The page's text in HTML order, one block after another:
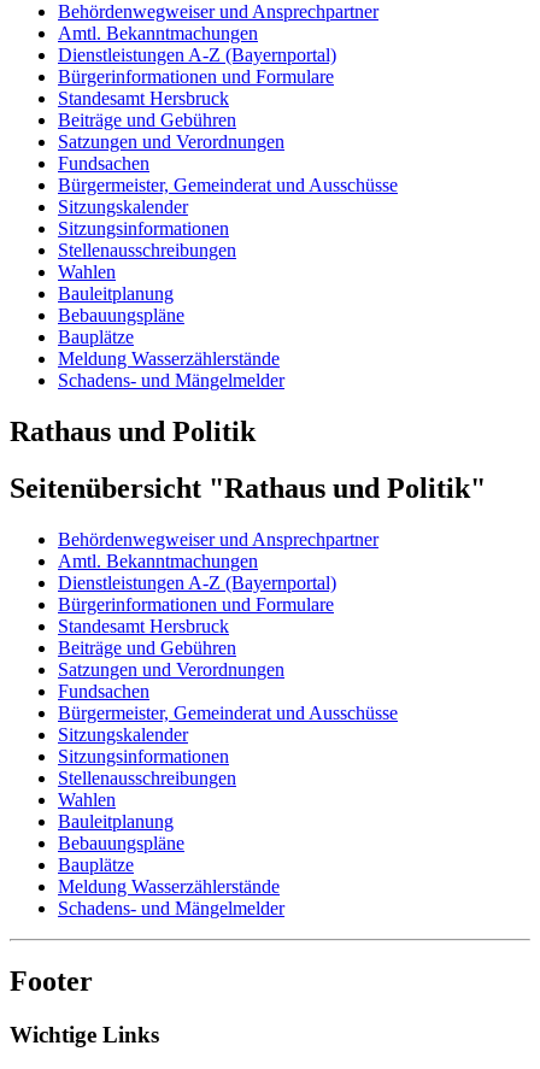
Behördenwegweiser und Ansprechpartner
Amtl. Bekanntmachungen
Dienstleistungen A-Z (Bayernportal)
Bürgerinformationen und Formulare
Standesamt Hersbruck
Beiträge und Gebühren
Satzungen und Verordnungen
Fundsachen
Bürgermeister, Gemeinderat und Ausschüsse
Sitzungskalender
Sitzungsinformationen
Stellenausschreibungen
Wahlen
Bauleitplanung
Bebauungspläne
Bauplätze
Meldung Wasserzählerstände
Schadens- und Mängelmelder
Rathaus und Politik
Seitenübersicht "Rathaus und Politik"
Behördenwegweiser und Ansprechpartner
Amtl. Bekanntmachungen
Dienstleistungen A-Z (Bayernportal)
Bürgerinformationen und Formulare
Standesamt Hersbruck
Beiträge und Gebühren
Satzungen und Verordnungen
Fundsachen
Bürgermeister, Gemeinderat und Ausschüsse
Sitzungskalender
Sitzungsinformationen
Stellenausschreibungen
Wahlen
Bauleitplanung
Bebauungspläne
Bauplätze
Meldung Wasserzählerstände
Schadens- und Mängelmelder
Footer
Wichtige Links